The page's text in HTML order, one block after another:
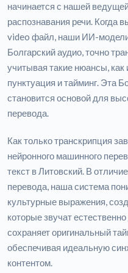
начинается с нашей
распознавания речи. Когда
video файл, наши ИИ-
Болгарский аудио, точно
учитывая такие нюансы,
пунктуация и тайминг. Эта
становится основой для
перевода.
Как только транскрипция
нейронного машинного
текст в Литовский. В
перевода, наша система
культурные выражения,
которые звучат
сохраняет оригинальный
обеспечивая идеальную
контентом.